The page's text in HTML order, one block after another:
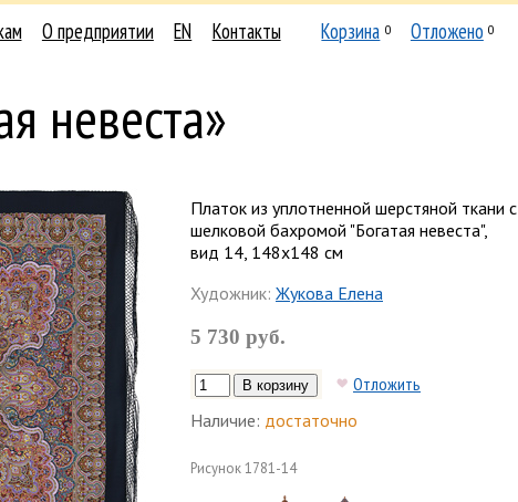
О предприятии EN Контакты Корзина 0 Отложено 0
невеста»
Платок из уплотненной шерстяной ткани с
шелковой бахромой "Богатая невеста",
вид 14, 148х148 см
Художник: Жукова Елена
5 730 руб.
Отложить
Наличие: достаточно
Рисунок1781-14